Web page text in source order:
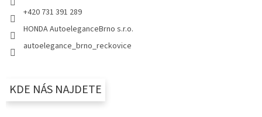
+420 731 391 289
HONDA AutoeleganceBrno s.r.o.
autoelegance_brno_reckovice
KDE NÁS NAJDETE